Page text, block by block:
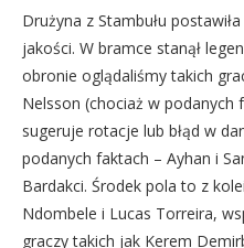
Drużyna z Stambułu
jakości. W bramce stanął
obronie oglądaliśmy takich
Nelsson (chociaż w podanych
sugeruje rotacje lub błąd w
podanych faktach – Ayhan i
Bardakci. Środek pola to z
Ndombele i Lucas Torreira,
graczy takich jak Kerem